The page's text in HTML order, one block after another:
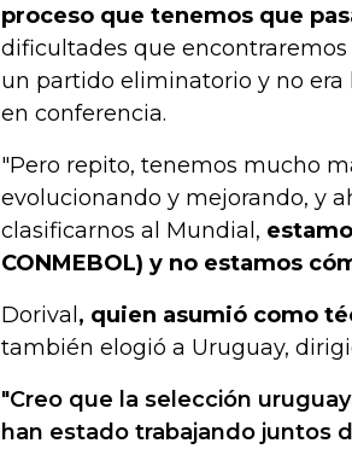
proceso que tenemos que
dificultades que
un partido eliminatorio y no era
en conferencia.
"Pero repito, tenemos mucho
evolucionando y mejorando, y
clasificarnos al Mundial,
CONMEBOL) y no estamos
Dorival , quien asumió como
también elogió a Uruguay,
"Creo que la selección
han estado trabajando juntos